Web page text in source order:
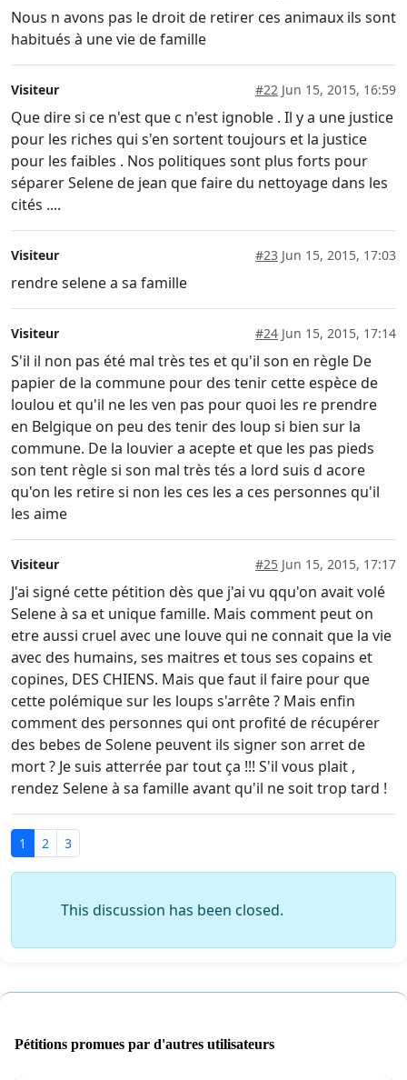
Nous n avons pas le droit de retirer ces animaux ils sont
habitués à une vie de famille
Visiteur #22 Jun 15, 2015, 16:59
Que dire si ce n'est que c n'est ignoble . Il y a une justice
pour les riches qui s'en sortent toujours et la justice
pour les faibles . Nos politiques sont plus forts pour
séparer Selene de jean que faire du nettoyage dans les
cités ....
Visiteur #23 Jun 15, 2015, 17:03
rendre selene a sa famille
Visiteur #24 Jun 15, 2015, 17:14
S'il il non pas été mal très tes et qu'il son en règle De
papier de la commune pour des tenir cette espèce de
loulou et qu'il ne les ven pas pour quoi les re prendre
en Belgique on peu des tenir des loup si bien sur la
commune. De la louvier a acepte et que les pas pieds
son tent règle si son mal très tés a lord suis d acore
qu'on les retire si non les ces les a ces personnes qu'il
les aime
Visiteur #25 Jun 15, 2015, 17:17
J'ai signé cette pétition dès que j'ai vu qqu'on avait volé
Selene à sa et unique famille. Mais comment peut on
etre aussi cruel avec une louve qui ne connait que la vie
avec des humains, ses maitres et tous ses copains et
copines, DES CHIENS. Mais que faut il faire pour que
cette polémique sur les loups s'arrête ? Mais enfin
comment des personnes qui ont profité de récupérer
des bebes de Solene peuvent ils signer son arret de
mort ? Je suis atterrée par tout ça !!! S'il vous plait ,
rendez Selene à sa famille avant qu'il ne soit trop tard !
1 2 3
This discussion has been closed.
Pétitions promues par d'autres utilisateurs